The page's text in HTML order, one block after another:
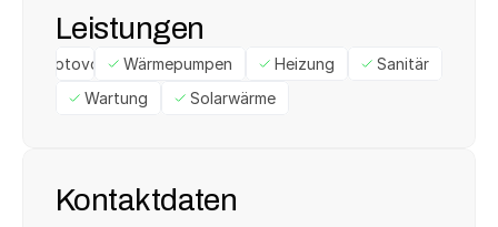
Leistungen
PhotovoltaikWärmepumpen Heizung
Sanitär
Wartung
Solarwärme
Kontaktdaten